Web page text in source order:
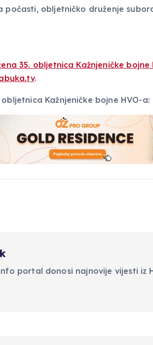
počasti, obljetničko druženje
35. obljetnica Kažnjeničke bojne
.
portal donosi najnovije vijesti iz